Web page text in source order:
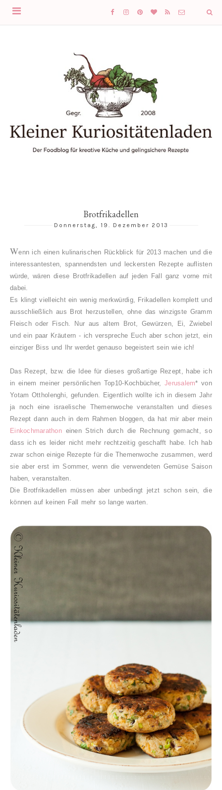
Brotfrikadellen
Donnerstag, 19. Dezember 2013
Wenn ich einen kulinarischen Rückblick für 2013 machen und die
interessantesten, spannendsten und leckersten Rezepte auflisten
würde, wären diese Brotfrikadellen auf jeden Fall ganz vorne mit
dabei.
Es klingt vielleicht ein wenig merkwürdig, Frikadellen komplett und
ausschließlich aus Brot herzustellen, ohne das winzigste Gramm
Fleisch oder Fisch. Nur aus altem Brot, Gewürzen, Ei, Zwiebel
und ein paar Kräutern - ich verspreche Euch aber schon jetzt, ein
einziger Biss und Ihr werdet genauso begeistert sein wie ich!
Das Rezept, bzw. die Idee für dieses großartige Rezept, habe ich
in einem meiner persönlichen Top10-Kochbücher, Jerusalem* von
Yotam Ottholenghi, gefunden. Eigentlich wollte ich in diesem Jahr
ja noch eine israelische Themenwoche veranstalten und dieses
Rezept dann auch in dem Rahmen bloggen, da hat mir aber mein
Einkochmarathon einen Strich durch die Rechnung gemacht, so
dass ich es leider nicht mehr rechtzeitig geschafft habe. Ich hab
zwar schon einige Rezepte für die Themenwoche zusammen, werd
sie aber erst im Sommer, wenn die verwendeten Gemüse Saison
haben, veranstalten.
Die Brotfrikadellen müssen aber unbedingt jetzt schon sein, die
können auf keinen Fall mehr so lange warten.